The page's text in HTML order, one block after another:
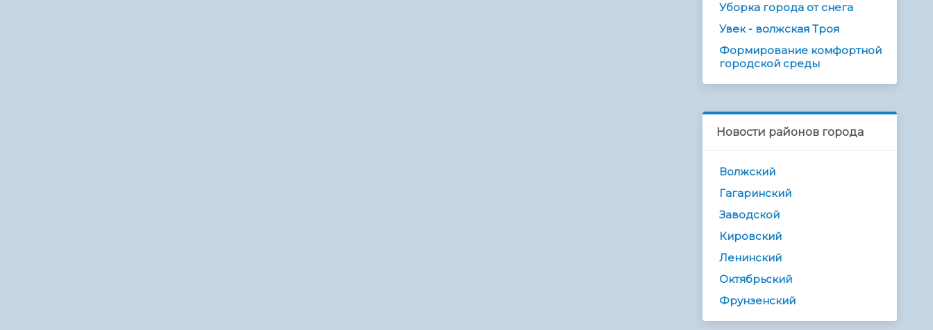
Уборка города от снега
Увек - волжская Троя
Формирование комфортной
городской среды
Новости районов города
Волжский
Гагаринский
Заводской
Кировский
Ленинский
Октябрьский
Фрунзенский